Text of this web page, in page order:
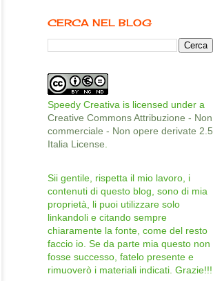
CERCA NEL BLOG
Speedy Creativa is licensed under a
Creative Commons Attribuzione - Non
commerciale - Non opere derivate 2.5
Italia License
Sii gentile, rispetta il mio lavoro, i
contenuti di questo blog, sono di mia
proprietà, li puoi utilizzare solo
linkandoli e citando sempre
chiaramente la fonte, come del resto
faccio io. Se da parte mia questo non
fosse successo, fatelo presente e
rimuoverò i materiali indicati. Grazie!!!